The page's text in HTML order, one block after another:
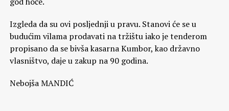
Izgleda da su ovi posljednji u pravu. Stanovi će se u
budućim vilama prodavati na tržištu iako je tenderom
propisano da se bivša kasarna Kumbor, kao državno
vlasništvo, daje u zakup na 90 godina.
Nebojša MANDIĆ